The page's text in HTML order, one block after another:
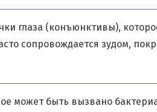
глаза (конъюнктивы),
сопровождается зудом,
может быть вызвано